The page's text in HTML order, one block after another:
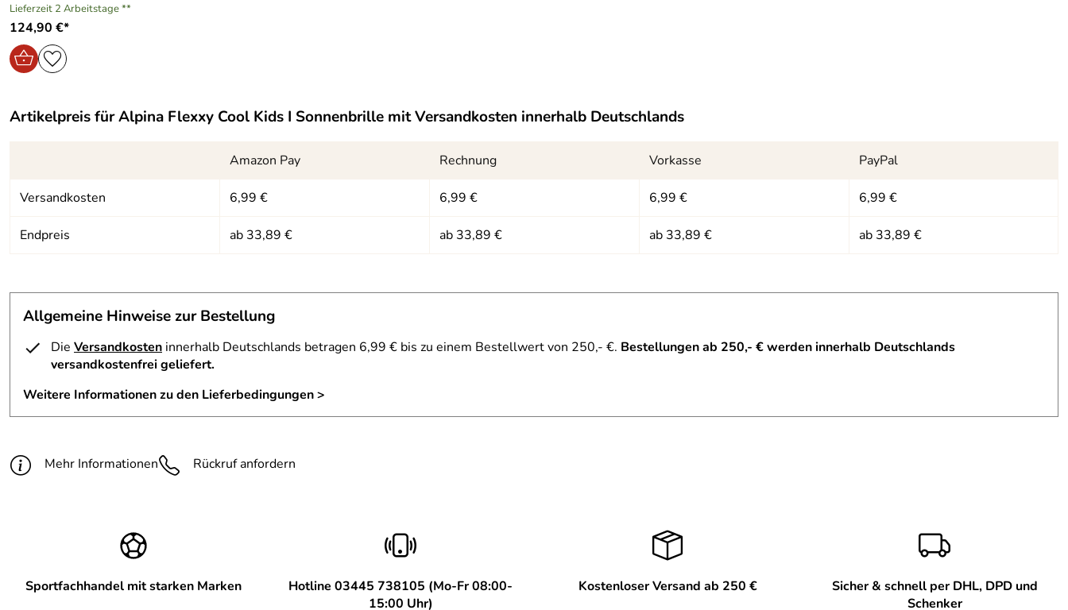
Lieferzeit 2 Arbeitstage **
124,90 €*
Artikelpreis fürAlpina Flexxy Cool Kids I Sonnenbrille mit Versandkosten innerhalb Deutschlands
Amazon Pay Rechnung Vorkasse PayPal
Versandkosten 6,99 € 6,99 € 6,99 € 6,99 €
Endpreis ab 33,89 € ab 33,89 € ab 33,89 € ab 33,89 €
Allgemeine Hinweise zur Bestellung
Die Versandkosten innerhalb Deutschlands betragen 6,99 € bis zu einem Bestellwert von 250,- €. Bestellungen ab 250,- € werden innerhalb Deutschlands
versandkostenfrei geliefert.
Weitere Informationen zu den Lieferbedingungen >
Mehr Informationen Rückruf anfordern
Sportfachhandel mit starken Marken
Hotline 03445 738105 (Mo-Fr 08:00-
15:00 Uhr)
Kostenloser Versand ab 250 €
Sicher & schnell per DHL, DPD und
Schenker